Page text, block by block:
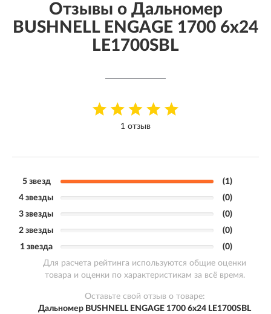
Отзывы о Дальномер
BUSHNELL ENGAGE 1700 6x24
LE1700SBL
1 отзыв
5 звезд
(1)
4 звезды
(0)
3 звезды
(0)
2 звезды
(0)
1 звезда
(0)
Для расчета рейтинга используются общие оценки
товара и оценки по характеристикам за всё время.
Оставьте свой отзыв о товаре:
Дальномер BUSHNELL ENGAGE 1700 6x24 LE1700SBL